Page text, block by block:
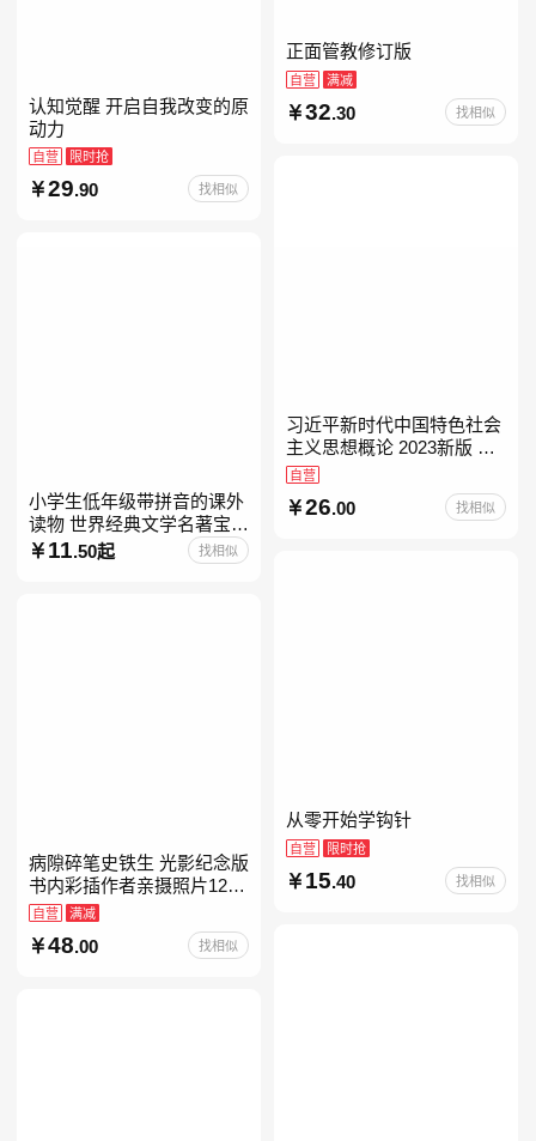
正面管教修订版
自营 满减
32.30 找相似
认知觉醒 开启自我改变的原
动力
自营 限时抢
29.90 找相似
习近平新时代中国特色社会
主义思想概论 2023新版 自
考15041
自营
26.00 找相似
小学生低年级带拼音的课外
读物 世界经典文学名著宝库
儿童彩图注音版 小学生一二
年级课外阅读经典名著故事
11 .50起 找相似
从零开始学钩针
自营 限时抢
15.40 找相似
病隙碎笔史铁生 光影纪念版
书内彩插作者亲摄照片12幅
史铁生充满灵性光辉的生命
自营 满减
48.00 找相似